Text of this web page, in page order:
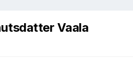
Vaala